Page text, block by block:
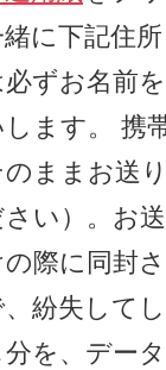
緒に下記住
必ずお名前
します。 携
のままお送
さい）。お
の際に同封
、紛失して
分を、デー